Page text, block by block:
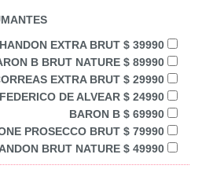
EXTRA BRUT $ 39990
B BRUT NATURE $ 89990
EXTRA BRUT $ 29990
FEDERICO DE ALVEAR $ 24990
BARON B $ 69990
PROSECCO BRUT $ 79990
BRUT NATURE $ 49990